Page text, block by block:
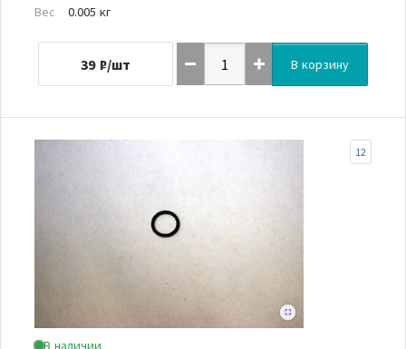
Вес
0.005 кг
39 ₽/шт В корзину
В наличии
12